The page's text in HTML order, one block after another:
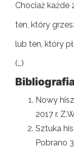
Chociaż każde
ten, który
lub ten, który
(…)
Nowy
2017 r.
Sztuka
Pobrano